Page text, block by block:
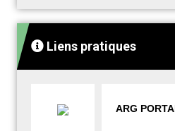
Liens pratiques
ARG